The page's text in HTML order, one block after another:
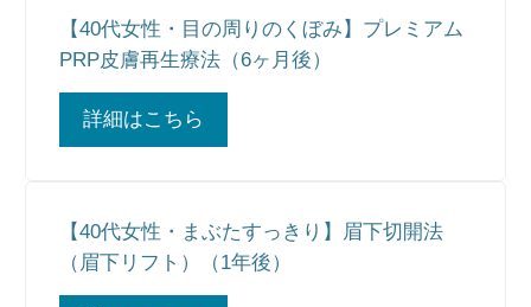
【40代女性・目の周りのくぼみ】プレミアム
PRP皮膚再生療法（6ヶ月後）
詳細はこちら
【40代女性・まぶたすっきり】眉下切開法
（眉下リフト）（1年後）